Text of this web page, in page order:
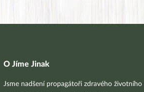
O Jíme Jinak
Jsme nadšení propagátoři zdravého životního